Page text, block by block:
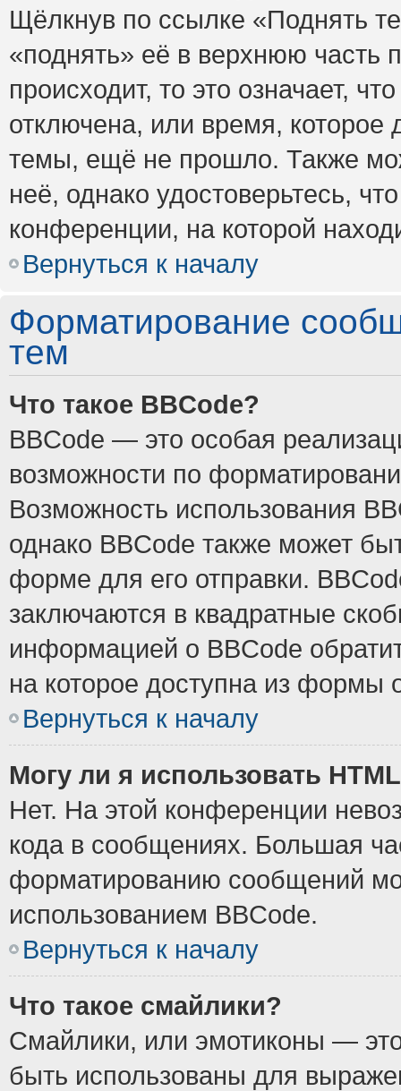
Щёлкнув по ссылке «Поднять
«поднять» её в верхнюю часть
происходит, то это означает,
отключена, или время, которое
темы, ещё не прошло. Также
неё, однако удостоверьтесь,
конференции, на которой
Вернуться к началу
Форматирование
тем
Что такое BBCode?
BBCode — это особая
возможности по
Возможность использования
однако BBCode также может
форме для его отправки.
заключаются в квадратные
информацией о BBCode
на которое доступна из формы
Вернуться к началу
Могу ли я использовать
Нет. На этой конференции
кода в сообщениях. Большая
форматированию сообщений
использованием BBCode.
Вернуться к началу
Что такое смайлики?
Смайлики, или эмотиконы —
быть использованы для